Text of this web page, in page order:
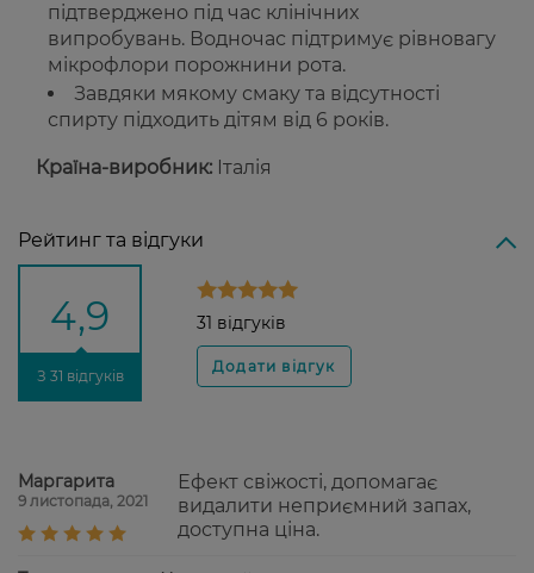
підтверджено під час клінічних
випробувань. Водночас підтримує рівновагу
мікрофлори порожнини рота.
Завдяки мякому смаку та відсутності
спирту підходить дітям від 6 років.
Країна-виробник: Італія
Рейтинг та відгуки
4,9
З 31 відгуків
31 відгуків
Маргарита
9 листопада, 2021
Ефект свіжості, допомагає
видалити неприємний запах,
доступна ціна.